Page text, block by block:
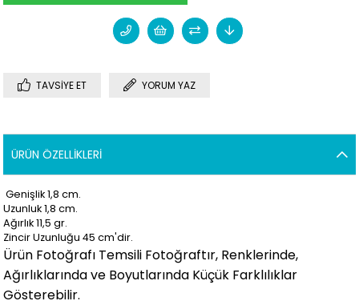
TAVSIYE ET YORUM YAZ
ÜRÜN ÖZELLIKLERI
Genişlik 1,8 cm.
Uzunluk 1,8 cm.
Ağırlık 11,5gr.
Zincir Uzunluğu 45 cm'dir.
Ürün Fotoğrafı Temsili Fotoğraftır, Renklerinde,
Ağırlıklarında ve Boyutlarında Küçük Farklılıklar
Gösterebilir.